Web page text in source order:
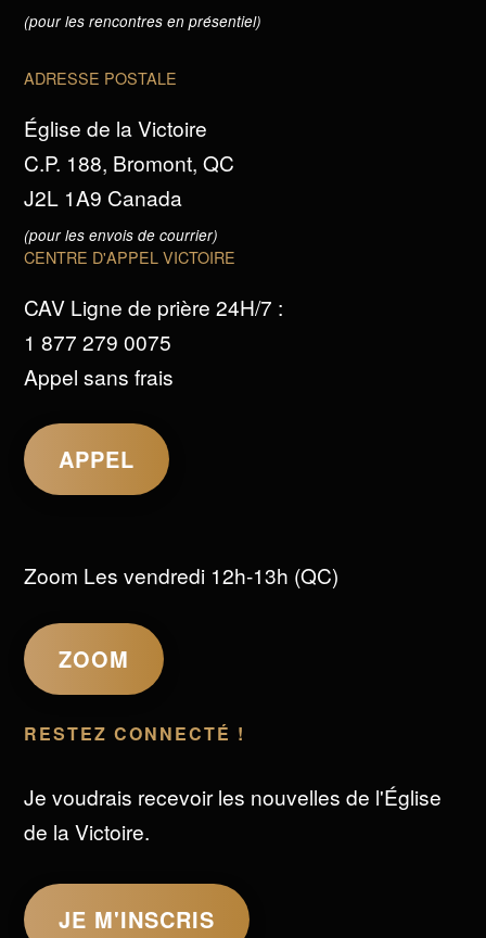
(pour les rencontres en présentiel)
ADRESSE POSTALE
Église de la Victoire
C.P. 188, Bromont, QC
J2L 1A9 Canada
(pour les envois de courrier)
CENTRE D'APPEL VICTOIRE
CAV Ligne de prière 24H/7 :
1 877 279 0075
Appel sans frais
APPEL
Zoom Les vendredi 12h-13h (QC)
ZOOM
RESTEZ CONNECTÉ !
Je voudrais recevoir les nouvelles de l'Église
de la Victoire.
JE M'INSCRIS